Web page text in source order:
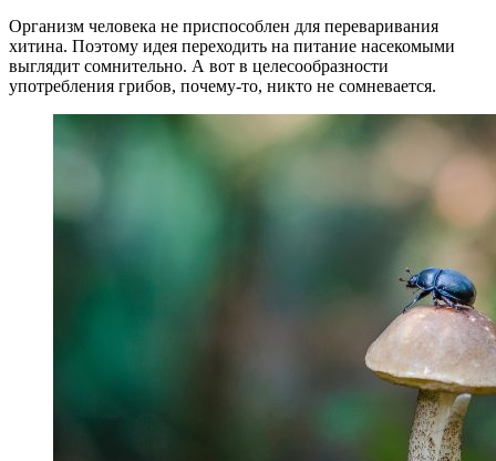
Организм человека не приспособлен для переваривания
хитина. Поэтому идея переходить на питание насекомыми
выглядит сомнительно. А вот в целесообразности
употребления грибов, почему-то, никто не сомневается.